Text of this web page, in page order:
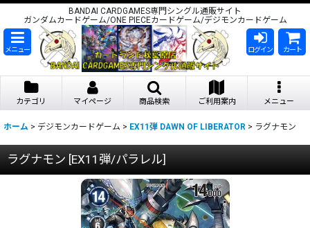
BANDAI CARDGAMES専門シングル通販サイト
ガンダムカードゲーム/ONE PIECEカードゲーム/デジモンカードゲーム
メニュー ログイン カート
カテゴリ マイページ 商品検索 ご利用案内 メニュー
ホーム > デジモンカードゲーム > EX11弾 DAWN OF LIBERATOR > ラグナモン
ラグナモン [EX11弾/パラレル]